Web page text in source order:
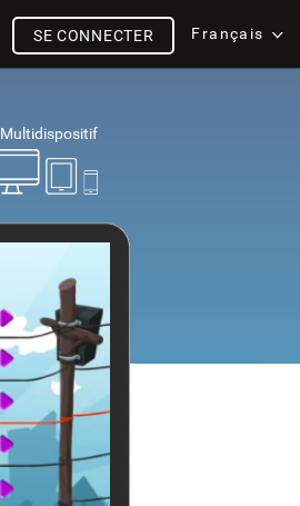
Français
SE CONNECTER
Multidispositif